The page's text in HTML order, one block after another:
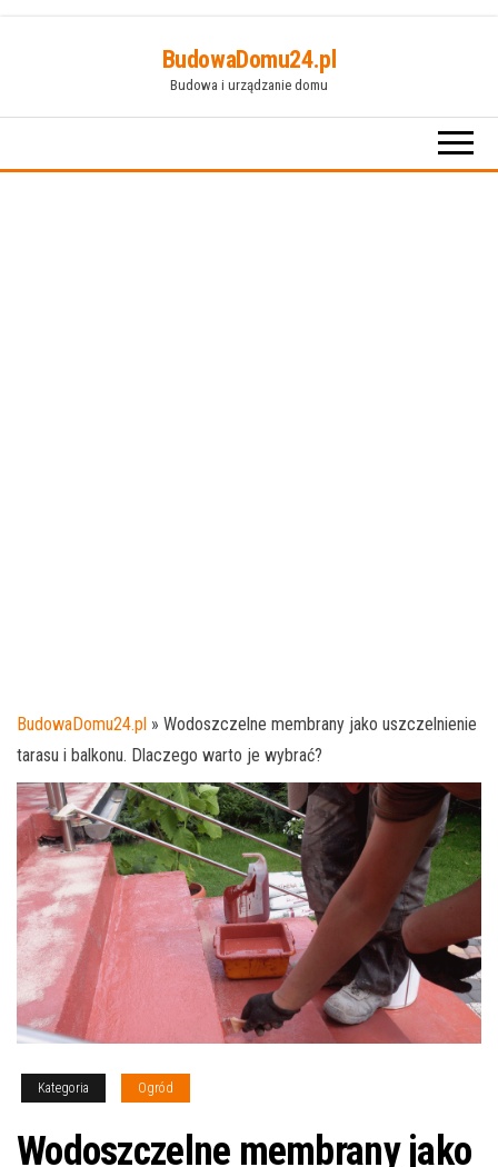
BudowaDomu24.pl
Budowa i urządzanie domu
BudowaDomu24.pl » Wodoszczelne membrany jako uszczelnienie
tarasu i balkonu. Dlaczego warto je wybrać?
Kategoria Ogród
Wodoszczelne membrany jako